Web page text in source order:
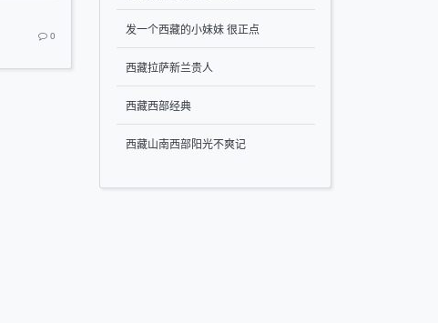
0 发一个西藏的小妹妹 很正点
西藏拉萨新兰贵人
西藏西部经典
西藏山南西部阳光不爽记